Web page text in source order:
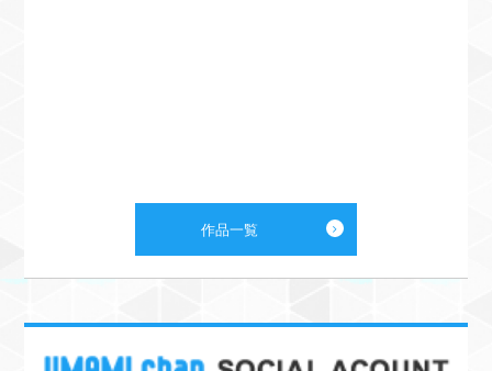
作品一覧